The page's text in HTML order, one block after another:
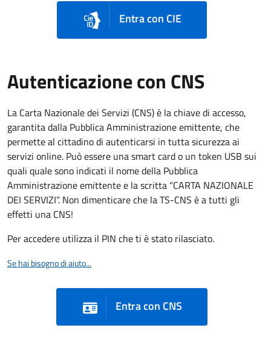
Entra con CIE
Autenticazione con CNS
La Carta Nazionale dei Servizi (CNS) è la chiave di accesso,
garantita dalla Pubblica Amministrazione emittente, che
permette al cittadino di autenticarsi in tutta sicurezza ai
servizi online. Può essere una smart card o un token USB sui
quali quale sono indicati il nome della Pubblica
Amministrazione emittente e la scritta “CARTA NAZIONALE
DEI SERVIZI”. Non dimenticare che la TS-CNS è a tutti gli
effetti una CNS!
Per accedere utilizza il PIN che ti è stato rilasciato.
Se hai bisogno di aiuto...
Entra con CNS